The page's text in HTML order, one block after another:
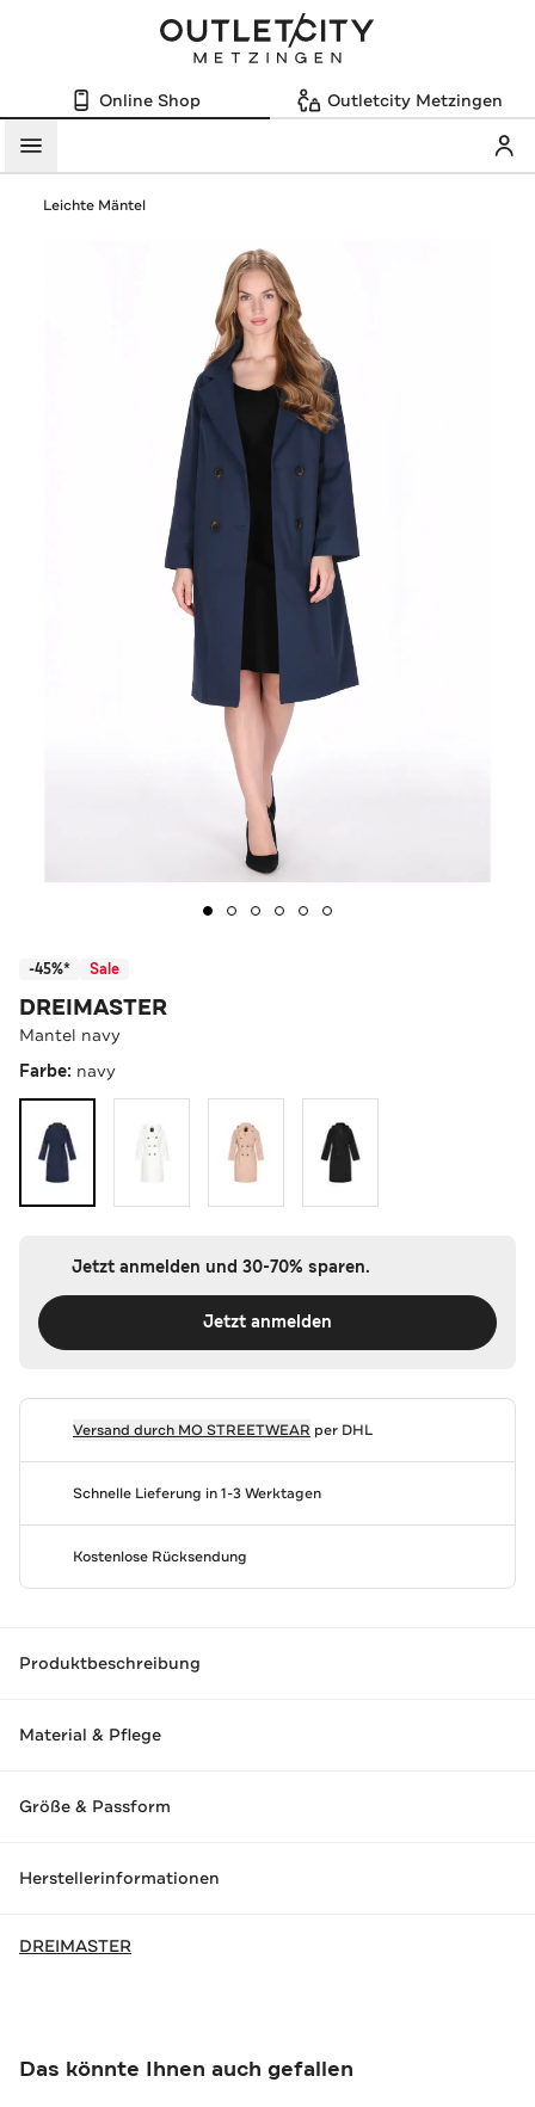
Online Shop Outletcity Metzingen
Menü
Leichte Mäntel
-45%* Sale
DREIMASTER
Mantel navy
Farbe: navy
Jetzt anmelden und 30-70% sparen.
Jetzt anmelden
Versand durch MO STREETWEAR per DHL
Schnelle Lieferung in 1-3 Werktagen
Kostenlose Rücksendung
Produktbeschreibung
Material & Pflege
Größe & Passform
Herstellerinformationen
DREIMASTER
Das könnte Ihnen auch gefallen